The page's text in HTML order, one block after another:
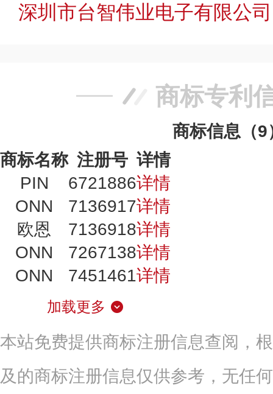
深圳市台智伟业电子有限公司
商标专利
商标信息（9
商标名称 注册号 详情
PIN
6721886详情
ONN
7136917详情
欧恩
7136918详情
ONN
7267138详情
ONN
7451461详情
加载更多
本站免费提供商标注册信息查阅，
及的商标注册信息仅供参考，无任